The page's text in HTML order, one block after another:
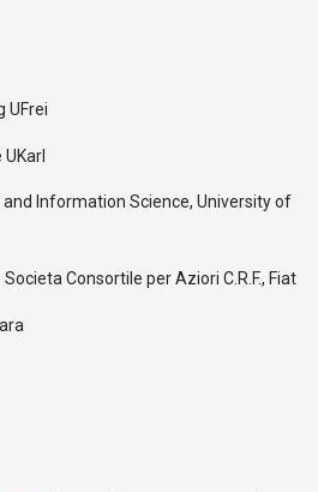
UFrei
Information Science, University of
Consortile per Aziori C.R.F., Fiat